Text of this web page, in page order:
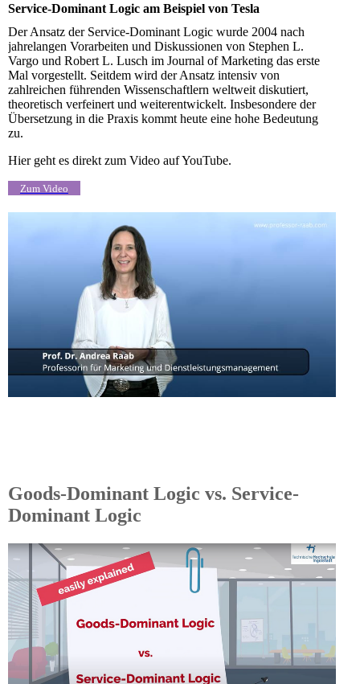
Service-Dominant Logic am Beispiel von Tesla
Der Ansatz der Service-Dominant Logic wurde 2004 nach
jahrelangen Vorarbeiten und Diskussionen von Stephen L.
Vargo und Robert L. Lusch im Journal of Marketing das erste
Mal vorgestellt. Seitdem wird der Ansatz intensiv von
zahlreichen führenden Wissenschaftlern weltweit diskutiert,
theoretisch verfeinert und weiterentwickelt. Insbesondere der
Übersetzung in die Praxis kommt heute eine hohe Bedeutung
zu.
Hier geht es direkt zum Video auf YouTube.
Zum Video
Goods-Dominant Logic vs. Service-
Dominant Logic